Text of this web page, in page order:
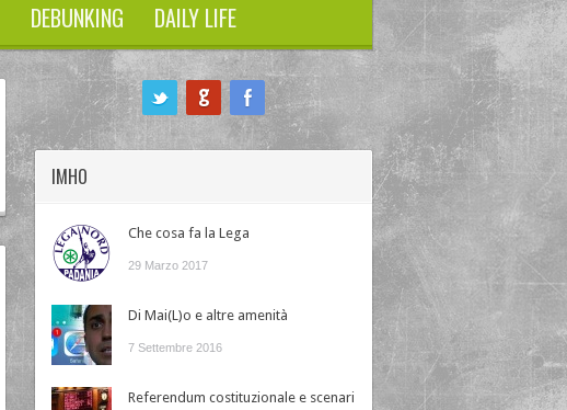
DEBUNKING DAILY LIFE
IMHO
Che cosa fa la Lega
29 Marzo 2017
Di Mai(L)o e altre amenità
7 Settembre 2016
Referendum costituzionale e scenari